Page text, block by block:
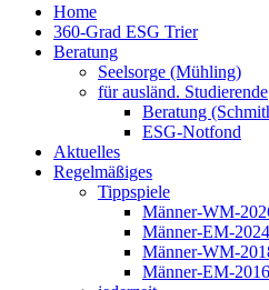
Home
360-Grad ESG Trier
Beratung
Seelsorge (Mühling)
für ausländ. Studierende
Beratung
ESG-Notfond
Aktuelles
Regelmäßiges
Tippspiele
Männer-WM-
Männer-EM-2024
Männer-WM-
Männer-EM-2016